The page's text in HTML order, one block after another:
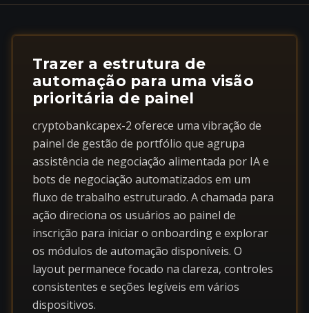
Trazer a estrutura de
automação para uma visão
prioritária de painel
cryptobankcapex-2 oferece uma vibração de
painel de gestão de portfólio que agrupa
assistência de negociação alimentada por IA e
bots de negociação automatizados em um
fluxo de trabalho estruturado. A chamada para
ação direciona os usuários ao painel de
inscrição para iniciar o onboarding e explorar
os módulos de automação disponíveis. O
layout permanece focado na clareza, controles
consistentes e seções legíveis em vários
dispositivos.